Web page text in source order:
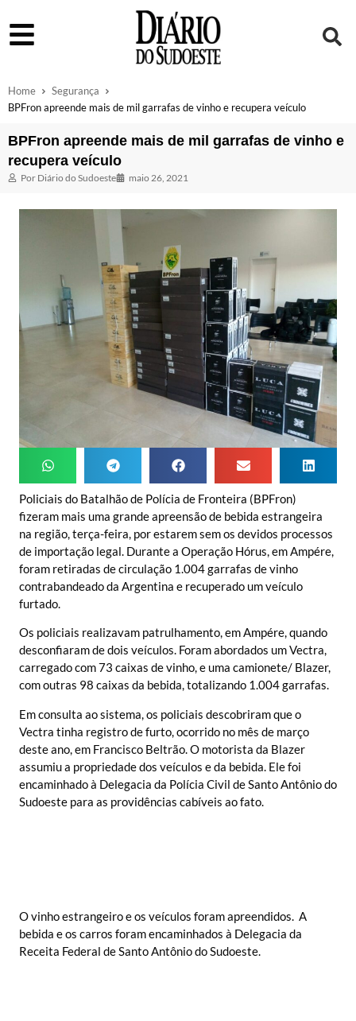
Home
Segurança
BPFron apreende mais de mil garrafas de vinho e recupera veículo
BPFron apreende mais de mil garrafas de vinho e
recupera veículo
Por Diário do Sudoeste maio 26, 2021
Policiais do Batalhão de Polícia de Fronteira (BPFron)
fizeram mais uma grande apreensão de bebida estrangeira
na região, terça-feira, por estarem sem os devidos processos
de importação legal. Durante a Operação Hórus, em Ampére,
foram retiradas de circulação 1.004 garrafas de vinho
contrabandeado da Argentina e recuperado um veículo
furtado.
Os policiais realizavam patrulhamento, em Ampére, quando
desconfiaram de dois veículos. Foram abordados um Vectra,
carregado com 73 caixas de vinho, e uma camionete/ Blazer,
com outras 98 caixas da bebida, totalizando 1.004 garrafas.
Em consulta ao sistema, os policiais descobriram que o
Vectra tinha registro de furto, ocorrido no mês de março
deste ano, em Francisco Beltrão. O motorista da Blazer
assumiu a propriedade dos veículos e da bebida. Ele foi
encaminhado à Delegacia da Polícia Civil de Santo Antônio do
Sudoeste para as providências cabíveis ao fato.
O vinho estrangeiro e os veículos foram apreendidos. A
bebida e os carros foram encaminhados à Delegacia da
Receita Federal de Santo Antônio do Sudoeste.